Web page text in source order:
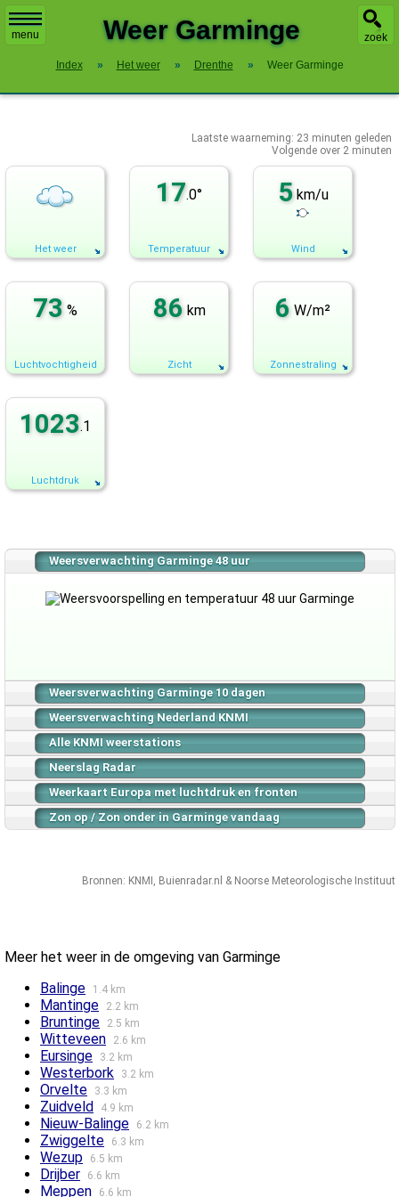
menu zoek
Weer Garminge
Index » Het weer » Drenthe » Weer Garminge
Laatste waarneming: 23 minuten geleden
Volgende over 2 minuten
Het weer
17.0°
Temperatuur
5 km/u
Wind
73 %
Luchtvochtigheid
86 km
Zicht
6 W/m²
Zonnestraling
1023.1
Luchtdruk
Weersverwachting Garminge 48 uur
Weersverwachting Garminge 10 dagen
Weersverwachting Nederland KNMI
Alle KNMI weerstations
Neerslag Radar
Weerkaart Europa met luchtdruk en fronten
Zon op / Zon onder in Garminge vandaag
Bronnen: KNMI , Buienradar.nl & Noorse Meteorologische Instituut
Meer het weer in de omgeving van Garminge
Balinge
1.4 km
Mantinge 2.2 km
Bruntinge 2.5 km
Witteveen 2.6 km
Eursinge 3.2 km
Westerbork 3.2 km
Orvelte 3.3 km
Zuidveld 4.9 km
Nieuw-Balinge 6.2 km
Zwiggelte 6.3 km
Wezup 6.5 km
Drijber 6.6 km
Meppen 6.6 km